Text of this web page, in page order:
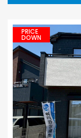
PRICE
DOWN